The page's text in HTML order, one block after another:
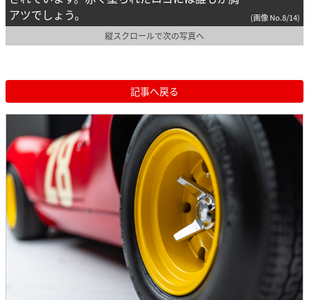
アツでしょう。
(画像 No.8/14)
縦スクロールで次の写真へ
記事へ戻る